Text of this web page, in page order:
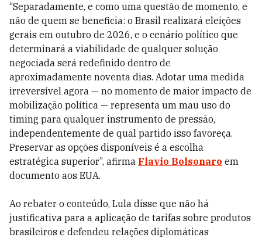
“Separadamente, e como uma questão de momento, e
não de quem se beneficia: o Brasil realizará eleições
gerais em outubro de 2026, e o cenário político que
determinará a viabilidade de qualquer solução
negociada será redefinido dentro de
aproximadamente noventa dias. Adotar uma medida
irreversível agora — no momento de maior impacto de
mobilização política — representa um mau uso do
timing para qualquer instrumento de pressão,
independentemente de qual partido isso favoreça.
Preservar as opções disponíveis é a escolha
estratégica superior”, afirma Flavio Bolsonaro em
documento aos EUA.
Ao rebater o conteúdo, Lula disse que não há
justificativa para a aplicação de tarifas sobre produtos
brasileiros e defendeu relações diplomáticas